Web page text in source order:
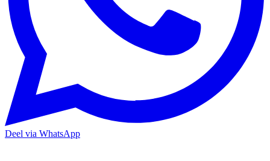
Deel via WhatsApp